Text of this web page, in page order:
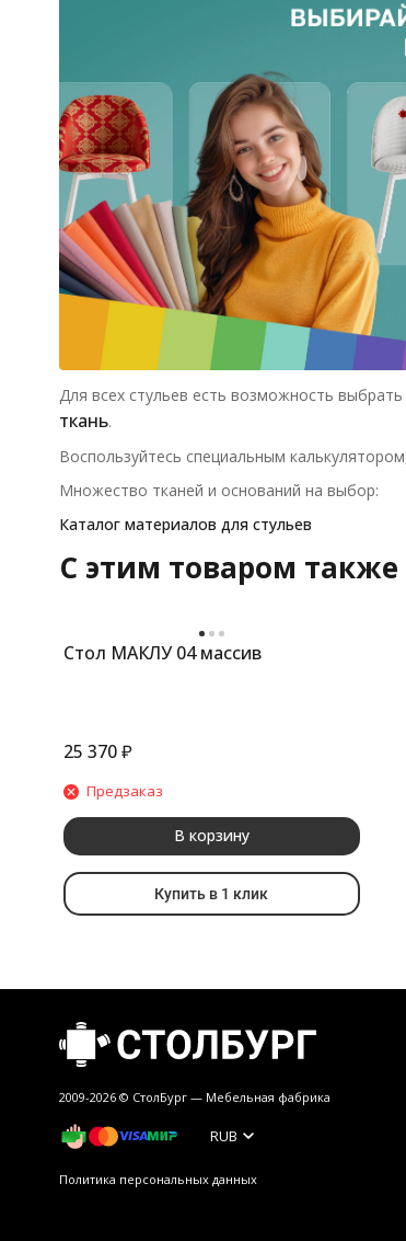
Для всех стульев есть возможность выбрать
ткань.
Воспользуйтесь специальным
Множество тканей и оснований на выбор:
Каталог материалов для стульев
C этим товаром
Стол МАКЛУ 04 массив
25 370 ₽
Предзаказ
В корзину
Купить в 1 клик
2009-2026 © СтолБург — Мебeльная фабрика
RUB
Политика персональных данных